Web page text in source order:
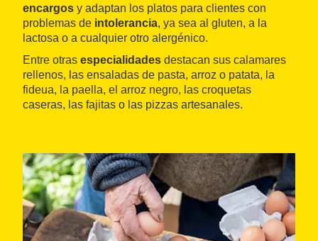
encargos y adaptan los platos para clientes con
problemas de intolerancia, ya sea al gluten, a la
lactosa o a cualquier otro alergénico.
Entre otras especialidades destacan sus calamares
rellenos, las ensaladas de pasta, arroz o patata, la
fideua, la paella, el arroz negro, las croquetas
caseras, las fajitas o las pizzas artesanales.